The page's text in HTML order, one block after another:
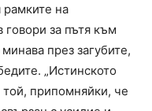
рамките на
говори за пътя към
през загубите,
„Истинското
той, припомняйки, че